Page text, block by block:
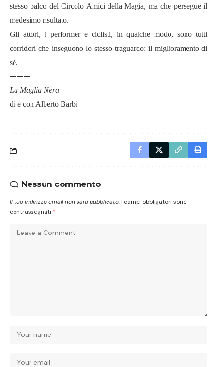
stesso palco del Circolo Amici della Magia, ma che persegue il
medesimo risultato.
Gli attori, i performer e ciclisti, in qualche modo, sono tutti
corridori che inseguono lo stesso traguardo: il miglioramento di
sé.
———
La Maglia Nera
di e con Alberto Barbi
Nessun commento
Il tuo indirizzo email non sarà pubblicato. I campi obbligatori sono
contrassegnati *